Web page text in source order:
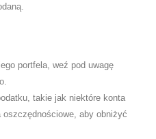
portfela, weź pod uwagę
takie jak niektóre konta
aby obniżyć